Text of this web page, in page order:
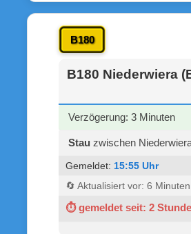
B180
B180 Niederwiera
Verzögerung: 3 Minuten
Stau zwischen
Gemeldet: 15:55 Uhr
🔄 Aktualisiert vor: 6 Minuten
⏱ gemeldet seit: 2